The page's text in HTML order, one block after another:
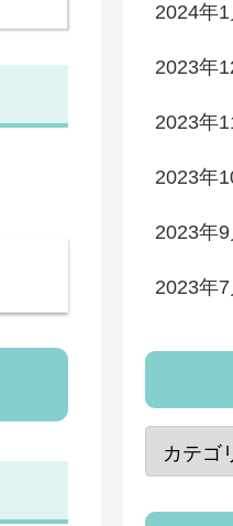
2024年1
2023年
2023年
2023年
2023年9
2023年7